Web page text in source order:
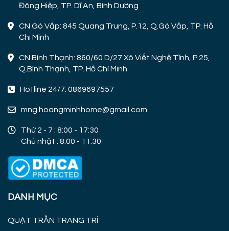
Đông Hiệp, TP. Dĩ An, Bình Dương
CN Gò Vấp: 845 Quang Trung, P.12, Q.Gò Vấp, TP. Hồ
Chí Minh
CN Bình Thạnh: 860/60 D/27 Xô Viết Nghệ Tĩnh, P.25,
Q.Bình Thạnh, TP. Hồ Chí Minh
Hotline 24/7: 0869697557
mng.hoangminhhome@gmail.com
Thứ 2 - 7 : 8:00 - 17:30
Chủ nhật : 8:00 - 11:30
DANH MỤC
QUẠT TRẦN TRANG TRÍ